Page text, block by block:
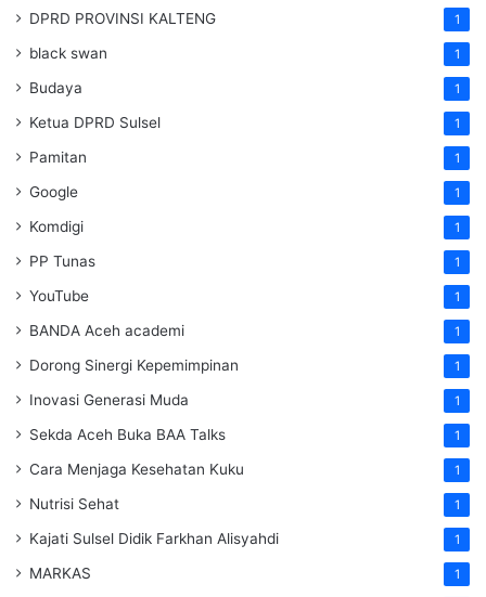
DPRD PROVINSI KALTENG 1
black swan 1
Budaya 1
Ketua DPRD Sulsel 1
Pamitan 1
Google 1
Komdigi 1
PP Tunas 1
YouTube 1
BANDA Aceh academi 1
Dorong Sinergi Kepemimpinan 1
Inovasi Generasi Muda 1
Sekda Aceh Buka BAA Talks 1
Cara Menjaga Kesehatan Kuku 1
Nutrisi Sehat 1
Kajati Sulsel Didik Farkhan Alisyahdi 1
MARKAS 1